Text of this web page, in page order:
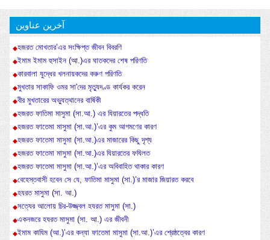
آخرین عناوین
হজরত মোখতার’এর সংক্ষিপ্ত জীবন বিবরণি
ইমাম ইমাম হুসাইন (আ.)এর ঘাতকদের শেষ পরিণতি
কারবালা যুদ্ধের খলনায়কদের করুণ পরিণতি
মুখতার সাকাফি ওমর সা'দের মৃত্যুদণ্ড কার্যকর করেন
বীর মুখতারের অভ্যুত্থানের বার্ষিকী
হজরত ফাতিমা মাসুমা (সা.আ.) এর যিয়ারতের পদ্ধতি
হজরত ফাতেমা মাসুমা (সা.আ.)’এর কুম আগমণের কারণ
হজরত ফাতেমা মাসুমা (সা.আ.)এর মাজারের কিছু দৃশ্য
হজরত ফাতেমা মাসুমা (সা.আ.)এর যিয়ারতের ফযিলত
হজরত ফাতেমা মাসুমা (সা.আ.)’এর অবিবাহিত থাকার কারণ
বেহেস্তবাসী হবেন সে যে, ফাতিমা মাসুমা (সা.)’র মাজার জিয়ারত করবে
হযরত মাসুমা (সা. আ.)
সত্যের আলোয় চির-উজ্জ্বল হযরত মাসুমা (সা.)
একনজরে হযরত মাসুমা (সা. আ.) এর জীবনী
ইমাম কাযিম (আ.)’এর কন্যা ফাতেমা মাসুমা (সা.আ.)’এর শ্রেষ্ঠত্বের কারণ